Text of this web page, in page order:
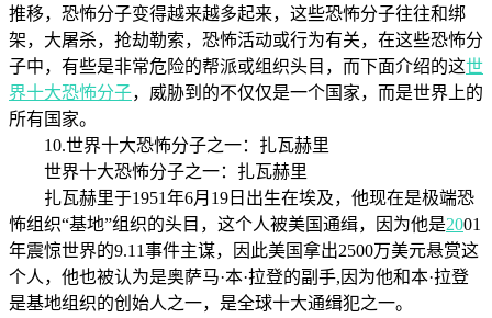
推移，恐怖分子变得越来越多起来，这些恐怖分子往往和绑
架，大屠杀，抢劫勒索，恐怖活动或行为有关，在这些恐怖分
子中，有些是非常危险的帮派或组织头目，而下面介绍的这世
界十大恐怖分子，威胁到的不仅仅是一个国家，而是世界上的
所有国家。
10.世界十大恐怖分子之一：扎瓦赫里
世界十大恐怖分子之一：扎瓦赫里
扎瓦赫里于1951年6月19日出生在埃及，他现在是极端恐
怖组织“基地”组织的头目，这个人被美国通缉，因为他是2001
年震惊世界的9.11事件主谋，因此美国拿出2500万美元悬赏这
个人，他也被认为是奥萨马·本·拉登的副手,因为他和本·拉登
是基地组织的创始人之一，是全球十大通缉犯之一。